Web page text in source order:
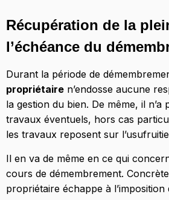
Récupération de la
l’échéance du
Durant la période de
propriétaire n’endosse aucune
la gestion du bien. De même, il n’a
travaux éventuels, hors cas
les travaux reposent sur
Il en va de même en ce qui
cours de démembrement.
propriétaire échappe à l’imposition